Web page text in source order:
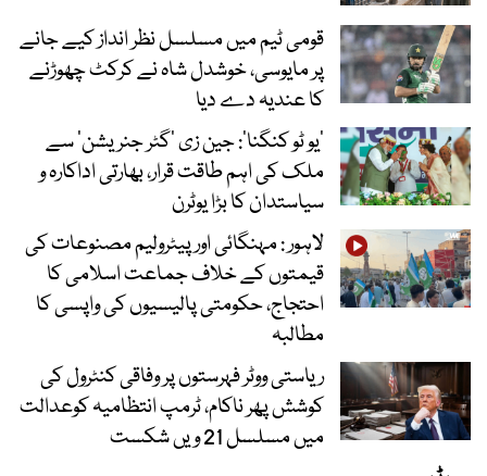
قومی ٹیم میں مسلسل نظر انداز کیے جانے
پر مایوسی، خوشدل شاہ نے کرکٹ چھوڑنے
کا عندیہ دے دیا
’یو ٹو کنگنا‘: جین زی ’گٹر جنریشن‘ سے
ملک کی اہم طاقت قرار، بھارتی اداکارہ و
سیاستدان کا بڑا یوٹرن
لاہور : مہنگائی اور پیٹرولیم مصنوعات کی
قیمتوں کے خلاف جماعت اسلامی کا
احتجاج، حکومتی پالیسیوں کی واپسی کا
مطالبہ
ریاستی ووٹر فہرستوں پر وفاقی کنٹرول کی
کوشش پھر ناکام، ٹرمپ انتظامیہ کوعدالت
میں مسلسل 21 ویں شکست